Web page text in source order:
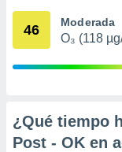
e
publicidad
46 Moderada
O₃ (118
¿Qué tiempo
Post - OK en